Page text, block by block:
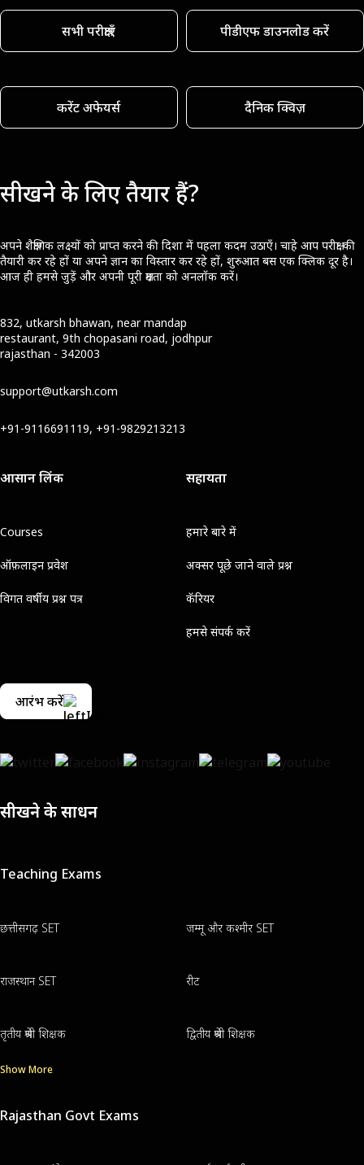
सभी परीक्षाएँ पीडीएफ डाउनलोड करें
करेंट अफेयर्स दैनिक क्विज़
सीखने के लिए तैयार हैं?
अपने शैक्षणिक लक्ष्यों को प्राप्त करने की दिशा में पहला कदम उठाएँ। चाहे आप परीक्षा की
तैयारी कर रहे हों या अपने ज्ञान का विस्तार कर रहे हों, शुरुआत बस एक क्लिक दूर है।
आज ही हमसे जुड़ें और अपनी पूरी क्षमता को अनलॉक करें।
832, utkarsh bhawan, near mandap
restaurant, 9th chopasani road, jodhpur
rajasthan - 342003
support@utkarsh.com
+91-9116691119, +91-9829213213
आसान लिंक
Courses
ऑफ़लाइन प्रवेश
विगत वर्षीय प्रश्न पत्र
सहायता
हमारे बारे में
अक्सर पूछे जाने वाले प्रश्न
कॅरियर
हमसे संपर्क करें
आरंभ करें
सीखने के साधन
Teaching Exams
छत्तीसगढ़ SET जम्मू और कश्मीर SET
राजस्थान SET रीट
तृतीय श्रेणी शिक्षक द्वितीय श्रेणी शिक्षक
Show More
Rajasthan Govt Exams